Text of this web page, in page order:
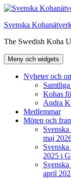
Hoppa
innehåll
Svenska
The Swedish Koha
Meny och widgets
Nyheter och
Kohas
Andra
Medlemmar
Möten och
maj
2025 i
april